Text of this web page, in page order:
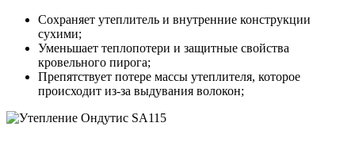
Сохраняет утеплитель и внутренние конструкции
сухими;
Уменьшает теплопотери и защитные свойства
кровельного пирога;
Препятствует потере массы утеплителя, которое
происходит из-за выдувания волокон;